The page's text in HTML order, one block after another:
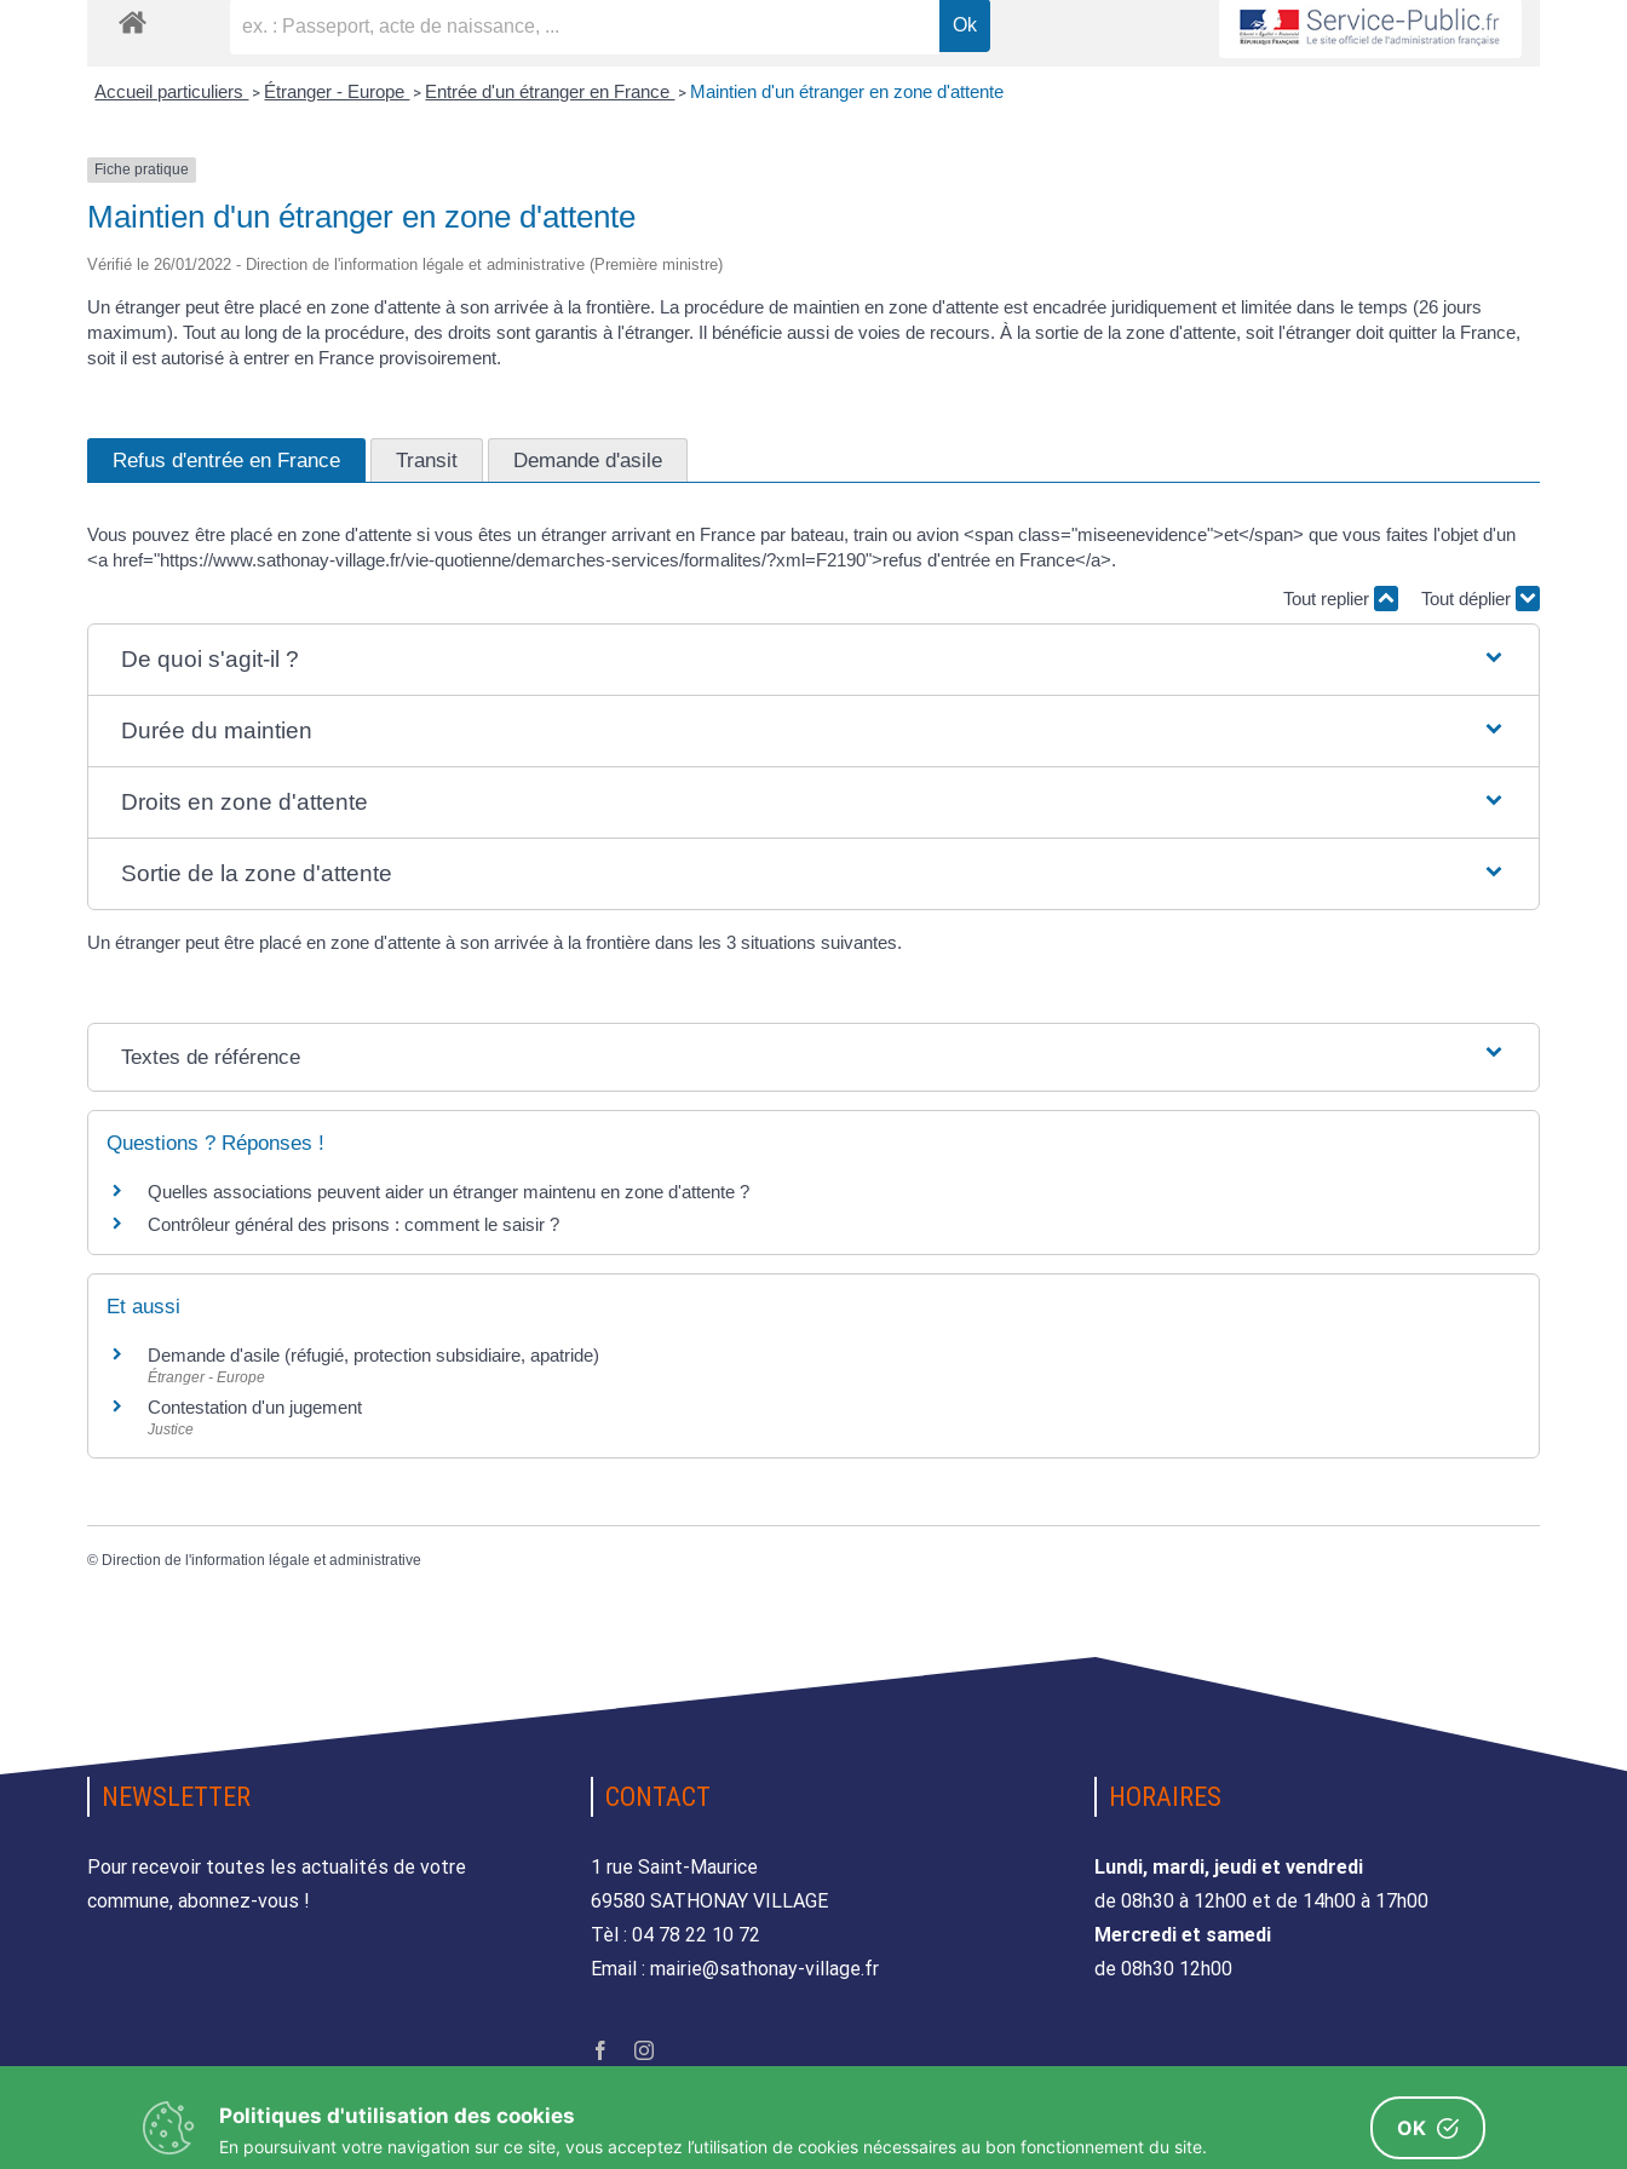
Accueil particuliers > Étranger - Europe > Entrée d'un étranger en France > Maintien d'un étranger en zone d'attente
Fiche pratique
Maintien d'un étranger en zone d'attente
Vérifié le 26/01/2022 - Direction de l'information légale et administrative (Première ministre)
Un étranger peut être placé en zone d'attente à son arrivée à la frontière. La procédure de maintien en zone d'attente est encadrée juridiquement et limitée dans le temps (26 jours
maximum). Tout au long de la procédure, des droits sont garantis à l'étranger. Il bénéficie aussi de voies de recours. À la sortie de la zone d'attente, soit l'étranger doit quitter la France,
soit il est autorisé à entrer en France provisoirement.
Refus d'entrée en France Transit Demande d'asile
Vous pouvez être placé en zone d'attente si vous êtes un étranger arrivant en France par bateau, train ou avion <span class="miseenevidence">et</span> que vous faites l'objet d'un
<a href="https://www.sathonay-village.fr/vie-quotienne/demarches-services/formalites/?xml=F2190">refus d'entrée en France</a>.
Tout replier
Tout déplier
De quoi s'agit-il ?
Durée du maintien
Droits en zone d'attente
Sortie de la zone d'attente
Un étranger peut être placé en zone d'attente à son arrivée à la frontière dans les 3 situations suivantes.
Textes de référence
Questions ? Réponses !
Quelles associations peuvent aider un étranger maintenu en zone d'attente ?
Contrôleur général des prisons : comment le saisir ?
Et aussi
Demande d'asile (réfugié, protection subsidiaire, apatride)
Étranger - Europe
Contestation d'un jugement
Justice
© Direction de l'information légale et administrative
NEWSLETTER
Pour recevoir toutes les actualités de votre
commune, abonnez-vous !
CONTACT
1 rue Saint-Maurice
69580 SATHONAY VILLAGE
Tèl : 04 78 22 10 72
Email : mairie@sathonay-village.fr
HORAIRES
Lundi, mardi, jeudi et vendredi
de 08h30 à 12h00 et de 14h00 à 17h00
Mercredi et samedi
de 08h30 12h00
Politiques d'utilisation des cookies
En poursuivant votre navigation sur ce site, vous acceptez l’utilisation de cookies nécessaires au bon fonctionnement du site.
OK